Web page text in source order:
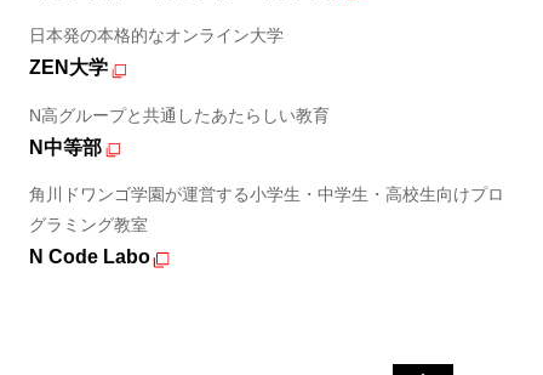
日本発の本格的なオンライン大学
ZEN大学
N高グループと共通したあたらしい教育
N中等部
角川ドワンゴ学園が運営する小学生・中学生・高校生向けプロ
グラミング教室
N Code Labo